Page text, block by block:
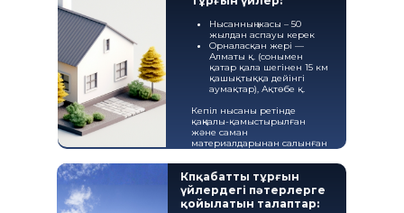
Көпқабатты тұрғын
үйлердегі пәтерлерге
қойылатын талаптар:
Нысанның жасы – 50
жылдан аспауы керек
Орналасқан жері —
Алматы қ. (сонымен
қатар қала шегінен 15 км
қашықтыққа дейінгі
аумақтар), Ақтөбе қ.
Кепіл нысаны ретінде
қаңқалы-қамыстырылған
және саман
материалдарынан салынған